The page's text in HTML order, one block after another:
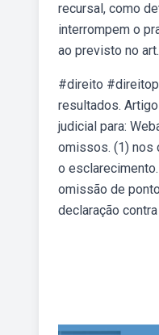
recursal, como
interrompem o
ao previsto no
#direito
resultados.
judicial para:
omissos. (1) nos
o
omissão de
declaração